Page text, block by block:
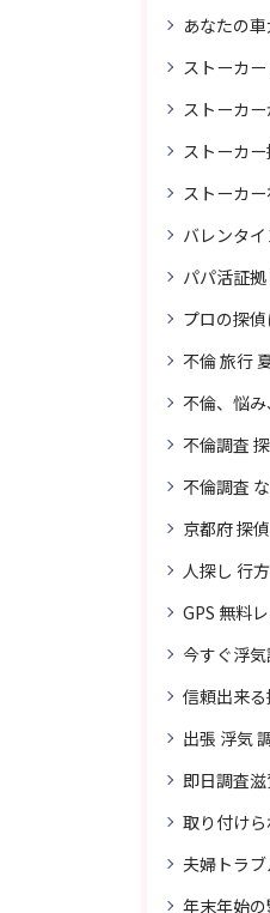
あなたの車大丈夫です
ストーカ
ストーカーから
ストーカ
ストーカー
バレンタイン
パパ活証
プロの探偵に婚
不倫 旅行
不倫、悩み、
不倫調査
不倫調査 なら安
京都府 探偵事
人探し 行
GPS 無料レン
今すぐ浮
信頼出来
出張 浮気
即日調査
取り付け
夫婦トラ
年末年始の緊急調